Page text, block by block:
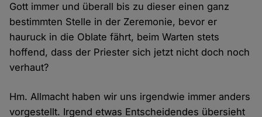
Gott immer und überall bis zu dieser einen ganz
bestimmten Stelle in der Zeremonie, bevor er
hauruck in die Oblate fährt, beim Warten stets
hoffend, dass der Priester sich jetzt nicht doch noch
verhaut?
Hm. Allmacht haben wir uns irgendwie immer anders
vorgestellt. Irgend etwas Entscheidendes übersieht